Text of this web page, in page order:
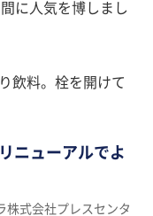
に人気を博しまし
飲料。栓を開けて
ニューアルでよ
株式会社プレスセンタ